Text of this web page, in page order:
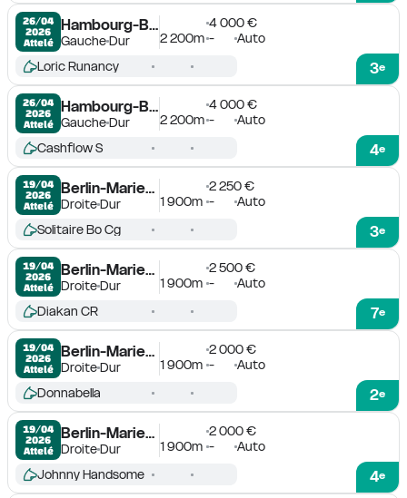
26/04
2026
Attelé
Hambourg-Bahrenfeld
GaucheDur
4 000 €
2 200m - Auto
3e
Loric Runancy
26/04
2026
Attelé
Hambourg-Bahrenfeld
GaucheDur
4 000 €
2 200m - Auto
4e
Cashflow S
19/04
2026
Attelé
Berlin-Mariendorf
DroiteDur
2 250 €
1 900m - Auto
3e
Solitaire Bo Cg
19/04
2026
Attelé
Berlin-Mariendorf
DroiteDur
2 500 €
1 900m - Auto
7e
Diakan CR
19/04
2026
Attelé
Berlin-Mariendorf
DroiteDur
2 000 €
1 900m - Auto
2e
Donnabella
19/04
2026
Attelé
Berlin-Mariendorf
DroiteDur
2 000 €
1 900m - Auto
4e
Johnny Handsome